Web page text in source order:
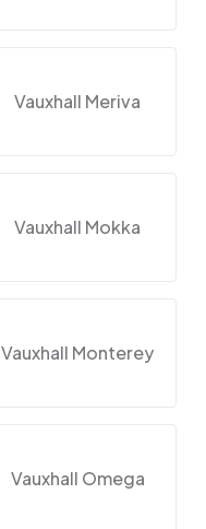
Vauxhall Meriva
Vauxhall Mokka
Vauxhall Monterey
Vauxhall Omega